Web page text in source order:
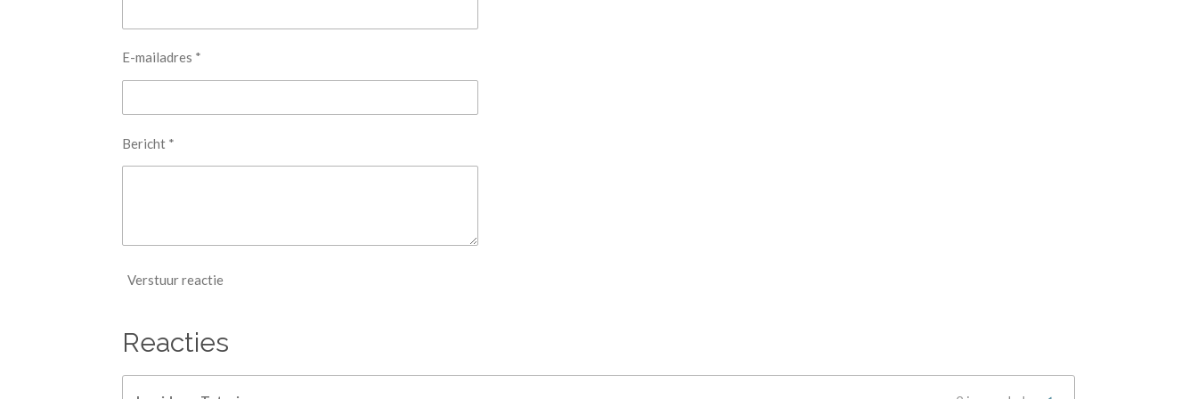
E-mailadres *
Bericht *
Verstuur reactie
Reacties